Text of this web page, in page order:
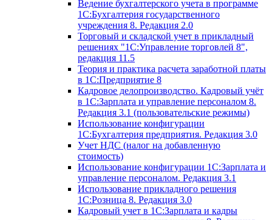
Ведение бухгалтерского учета в программе
1С:Бухгалтерия государственного
учреждения 8. Редакция 2.0
Торговый и складской учет в прикладный
решениях "1С:Управление торговлей 8",
редакция 11.5
Теория и практика расчета заработной платы
в 1С:Предприятие 8
Кадровое делопроизводство. Кадровый учёт
в 1С:Зарплата и управление персоналом 8.
Редакция 3.1 (пользовательские режимы)
Использование конфигурации
1С:Бухгалтерия предприятия. Редакция 3.0
Учет НДС (налог на добавленную
стоимость)
Использование конфигурации 1С:Зарплата и
управление персоналом. Редакция 3.1
Использование прикладного решения
1С:Розница 8. Редакция 3.0
Кадровый учет в 1С:Зарплата и кадры